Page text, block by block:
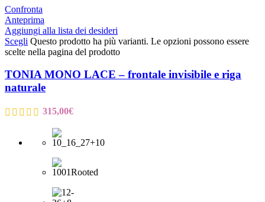
Confronta
Anteprima
Aggiungi alla lista dei desideri
Scegli Questo prodotto ha più varianti. Le opzioni possono essere
scelte nella pagina del prodotto
TONIA MONO LACE – frontale invisibile e riga
naturale
315,00€